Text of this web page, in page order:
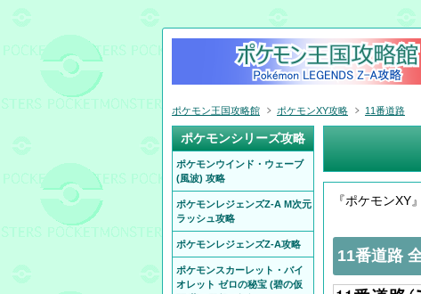
『ポケモンXY
11番道路
ポケモン王国攻略館 ポケモンXY攻略 11番道路
ポケモンシリーズ攻略
ポケモンウインド・ウェーブ
(風波) 攻略
ポケモンレジェンズZ-A M次元
ラッシュ攻略
ポケモンレジェンズZ-A攻略
ポケモンスカーレット・バイ
オレット ゼロの秘宝 (碧の仮